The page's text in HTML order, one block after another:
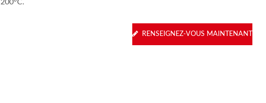
200°C.
RENSEIGNEZ-VOUS MAINTENANT